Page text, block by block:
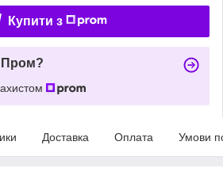
Купити з
Пром?
Доставка Оплата Умови